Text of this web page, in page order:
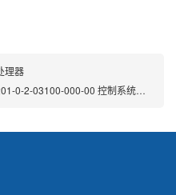
理器
0-2-03100-000-00 控制系统组件